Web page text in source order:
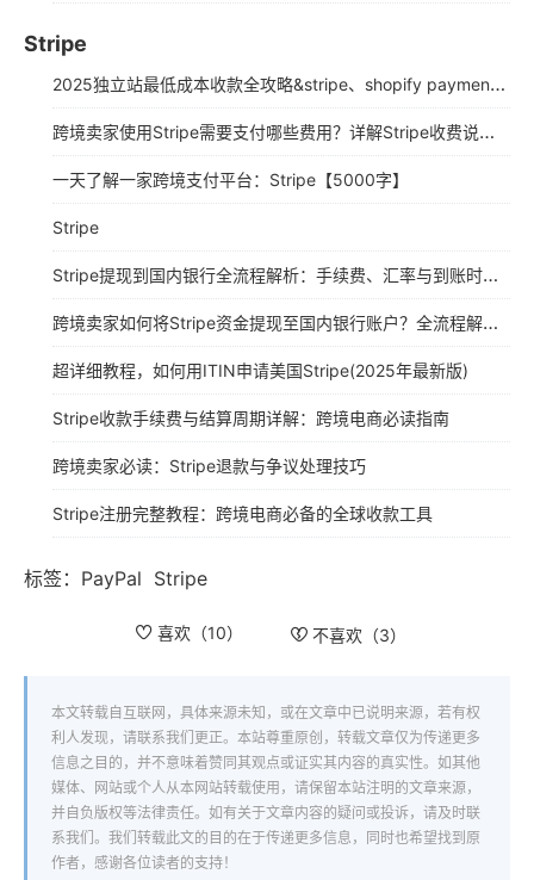
Stripe
2025独立站最低成本收款全攻略&stripe、shopify payment详细注册教程
跨境卖家使用Stripe需要支付哪些费用？详解Stripe收费说明（2025年最新版）
一天了解一家跨境支付平台：Stripe【5000字】
Stripe
Stripe提现到国内银行全流程解析：手续费、汇率与到账时间指南
跨境卖家如何将Stripe资金提现至国内银行账户？全流程解析与实操指南
超详细教程，如何用ITIN申请美国Stripe(2025年最新版)
Stripe收款手续费与结算周期详解：跨境电商必读指南
跨境卖家必读：Stripe退款与争议处理技巧
Stripe注册完整教程：跨境电商必备的全球收款工具
标签： PayPal Stripe
喜欢（10） 不喜欢（3）
本文转载自互联网，具体来源未知，或在文章中已说明来源，若有权
利人发现，请联系我们更正。本站尊重原创，转载文章仅为传递更多
信息之目的，并不意味着赞同其观点或证实其内容的真实性。如其他
媒体、网站或个人从本网站转载使用，请保留本站注明的文章来源，
并自负版权等法律责任。如有关于文章内容的疑问或投诉，请及时联
系我们。我们转载此文的目的在于传递更多信息，同时也希望找到原
作者，感谢各位读者的支持！